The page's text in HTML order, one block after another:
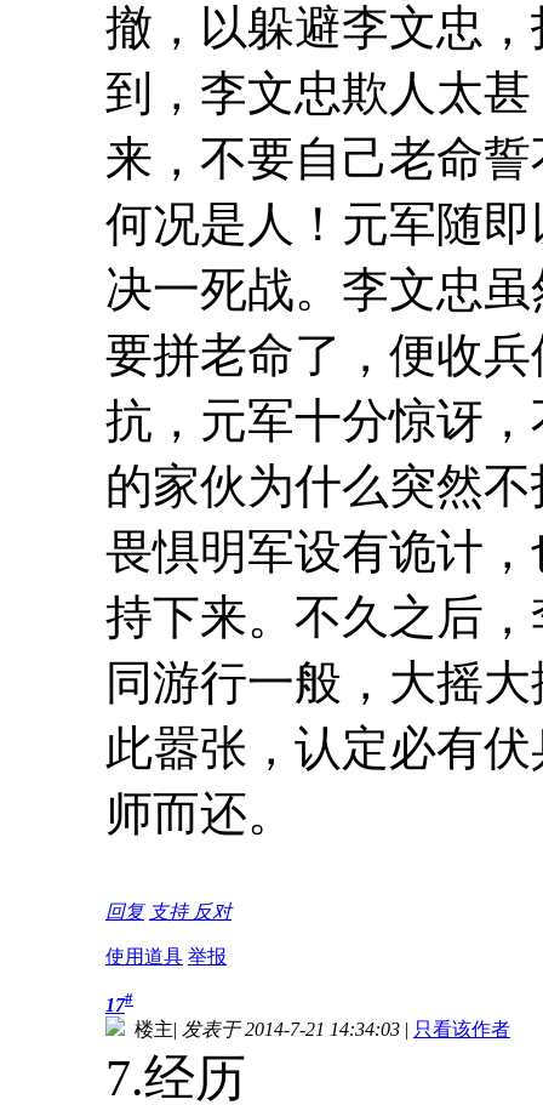
撤，以躲避李文忠
到，李文忠欺人太
来，不要自己老命
何况是人！元军随
决一死战。李文忠
要拼老命了，便收
抗，元军十分惊讶
的家伙为什么突然
畏惧明军设有诡计
持下来。不久之后
同游行一般，大摇
此嚣张，认定必有
师而还。
回复 支持 反对
使用道具 举报
17#
楼主| 发表于 2014-7-21 14:34:03 | 只看该作者
7.经历